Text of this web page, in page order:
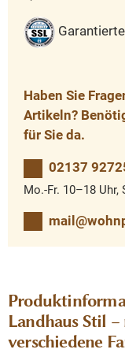
Haben Sie
Artikeln?
für Sie da.
02137
Mo.-Fr. 10–18 Uhr,
Landhaus Stil
verschiedene